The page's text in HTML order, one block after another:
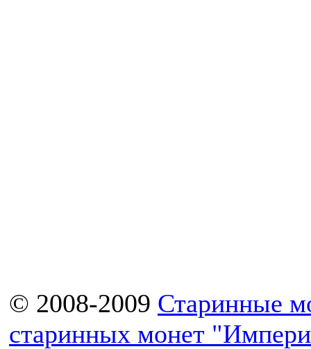
© 2008-2009 Старинные
старинных монет